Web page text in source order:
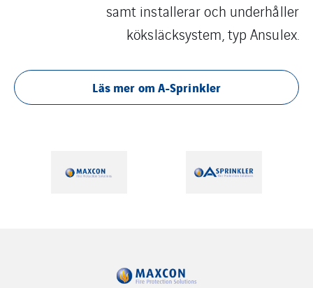
samt installerar och underhåller
köksläcksystem, typ Ansulex.
Läs mer om A-Sprinkler